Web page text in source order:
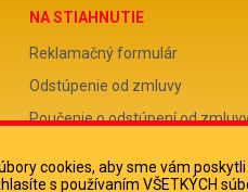
NA STIAHNUTIE
Reklamačný formulár
Odstúpenie od zmluvy
Poučenie o odstúpení od
cookies, aby sme vám
s používaním VŠETKÝCH